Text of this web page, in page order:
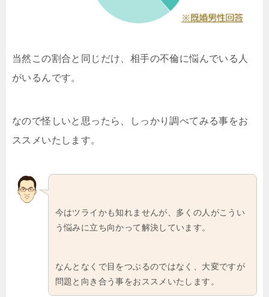
当然この割合と同じだけ、相手の不倫に悩んでいる人
がいるんです。
なので怪しいと思ったら、しっかり調べてみる事をお
ススメいたします。
今はツライかも知れませんが、多くの人がこうい
う悩みに立ち向かって解決しています。
なんとなくで目をつぶるのではなく、大変ですが
問題と向き合う事をおススメいたします。